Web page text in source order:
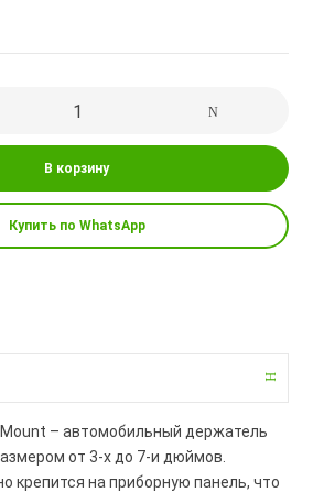
В корзину
Купить по WhatsApp
– автомобильный держатель
от 3-х до 7-и дюймов.
крепится на приборную панель, что